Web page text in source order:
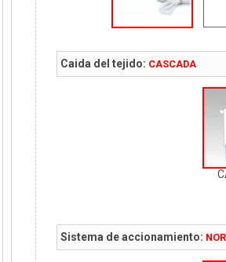
Caida del tejido: CASCADA
Sistema de accionamiento: